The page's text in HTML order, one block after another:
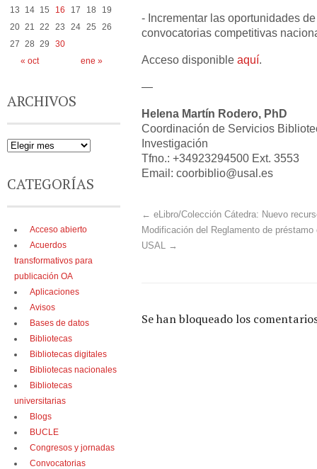
- Incrementar las oportunidades
convocatorias competitivas
Acceso disponible aquí.
—
Helena Martín Rodero, PhD
Coordinación de Servicios
Investigación
Tfno.: +34923294500 Ext. 3553
Email: coorbiblio@usal.es
← eLibro/Colección Cátedra: Nuevo
Modificación del Reglamento de
USAL
→
Se han bloqueado los
« oct ene »
13
14 15 16 17 18
19
20 21 22 23 24 25
26
27 28 29 30
ARCHIVOS
CATEGORÍAS
Acceso abierto
Acuerdos
transformativos para
publicación OA
Aplicaciones
Avisos
Bases de datos
Bibliotecas
Bibliotecas digitales
Bibliotecas nacionales
Bibliotecas
universitarias
Blogs
BUCLE
Congresos y jornadas
Convocatorias